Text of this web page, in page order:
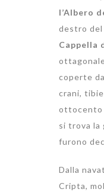
l’Albero
destro
Cappella
coperte
crani,
ottocento
si trova la
furono
Dalla
Cripta,